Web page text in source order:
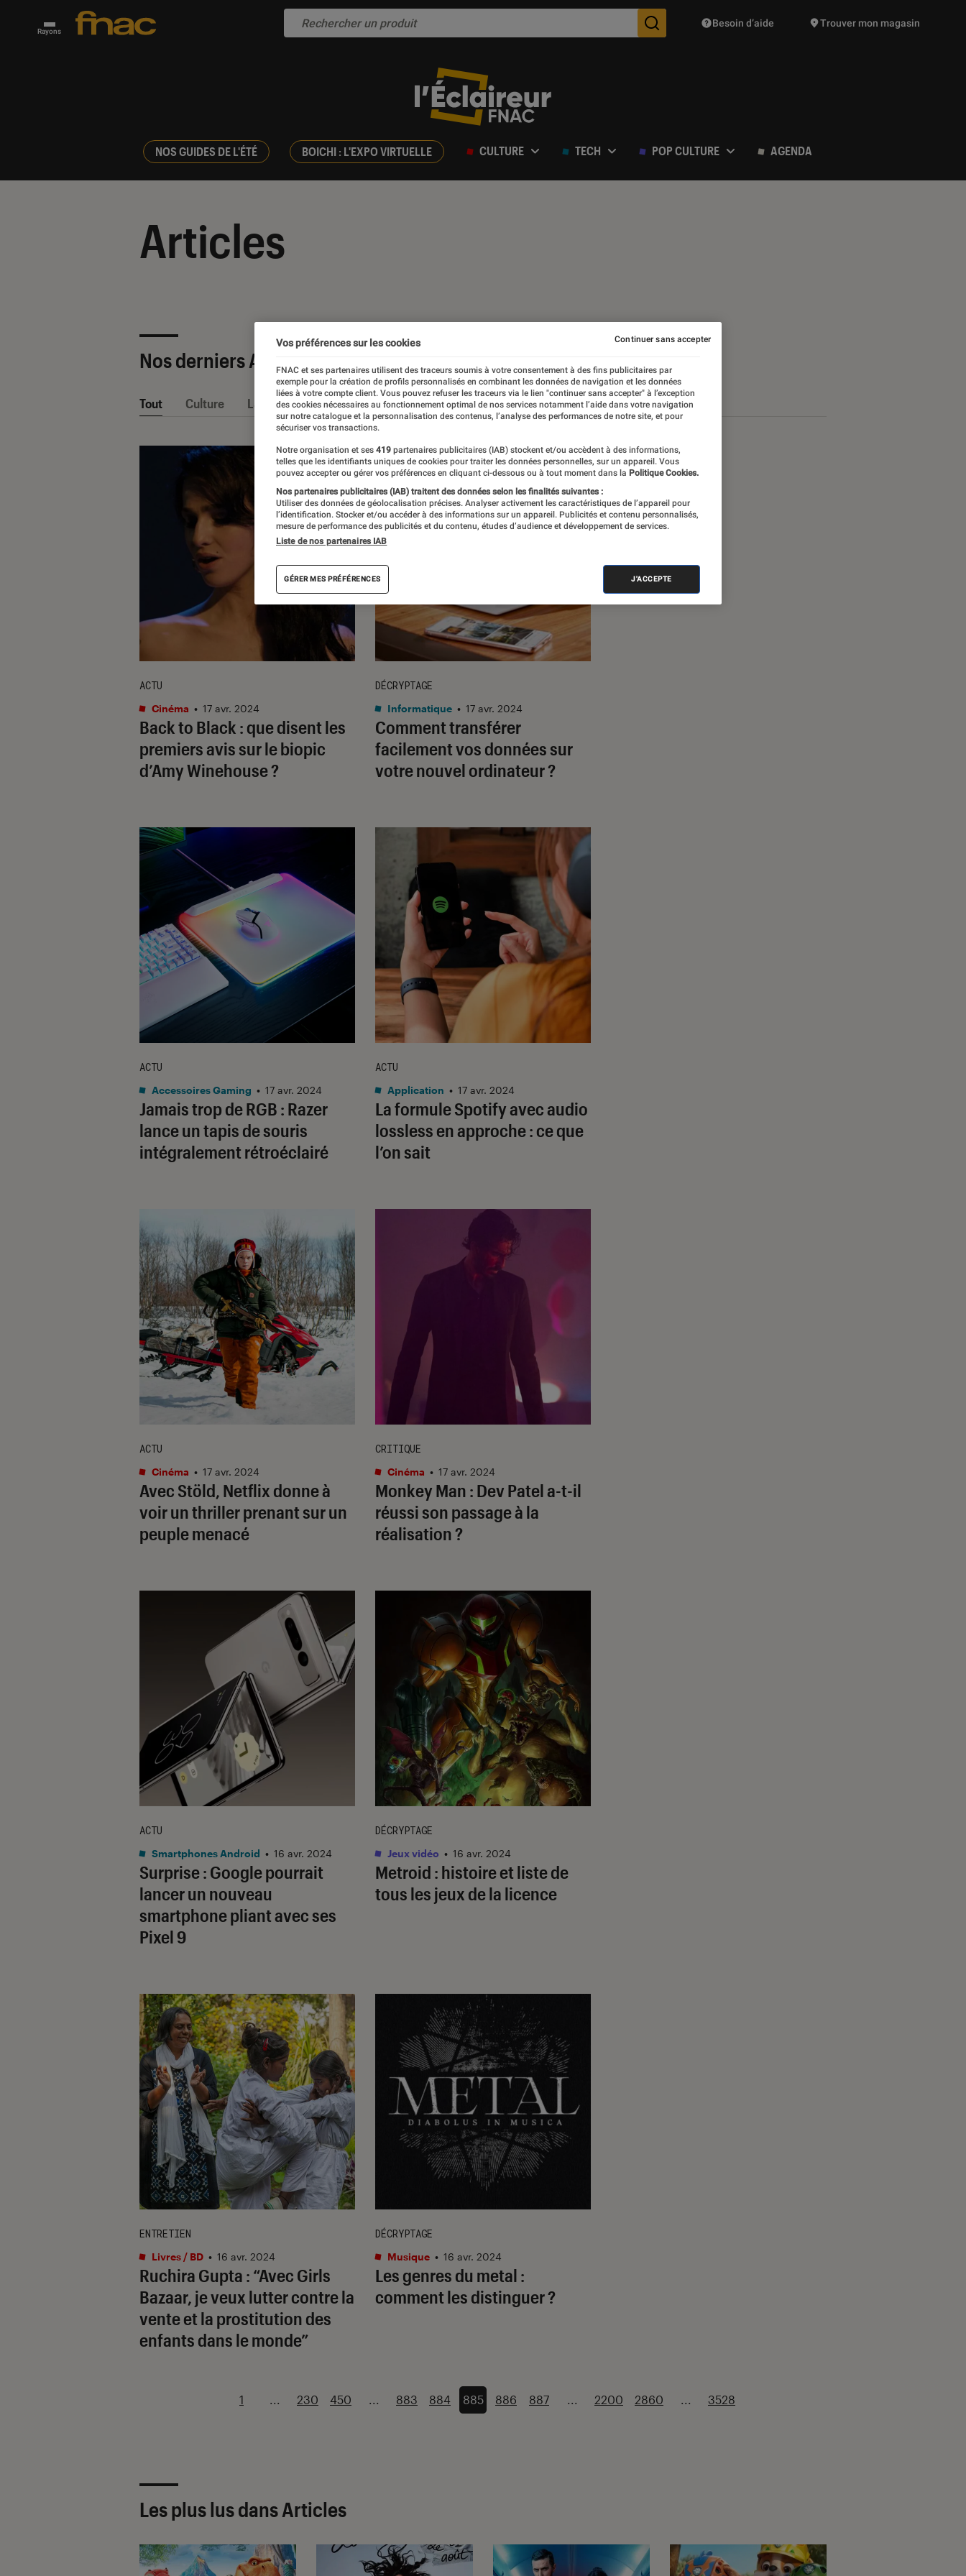
Rayons Des suggestions de produits vont vous être proposées
Besoin d’aide Trouver mon magasin
NOS GUIDES DE L'ÉTÉ BOICHI : L'EXPO VIRTUELLE CULTURE TECH POP CULTURE AGENDA
Articles
Nos derniers Articles
Tout Culture La Claque Fnac Nos conseils Pop Culture Tech
Back to Black : que disent les
premiers avis sur le biopic
d’Amy Winehouse ?
ACTU
Cinéma • 17 avr. 2024
Comment transférer
facilement vos données sur
votre nouvel ordinateur ?
DÉCRYPTAGE
Informatique • 17 avr. 2024
Jamais trop de RGB : Razer
lance un tapis de souris
intégralement rétroéclairé
ACTU
Accessoires Gaming • 17 avr. 2024
La formule Spotify avec audio
lossless en approche : ce que
l’on sait
ACTU
Application • 17 avr. 2024
Avec Stöld, Netflix donne à
voir un thriller prenant sur un
peuple menacé
ACTU
Cinéma • 17 avr. 2024
Monkey Man : Dev Patel a-t-il
réussi son passage à la
réalisation ?
CRITIQUE
Cinéma • 17 avr. 2024
Surprise : Google pourrait
lancer un nouveau
smartphone pliant avec ses
Pixel 9
ACTU
Smartphones Android • 16 avr. 2024
Metroid : histoire et liste de
tous les jeux de la licence
DÉCRYPTAGE
Jeux vidéo • 16 avr. 2024
Ruchira Gupta : “Avec Girls
Bazaar, je veux lutter contre la
vente et la prostitution des
enfants dans le monde”
ENTRETIEN
Livres / BD • 16 avr. 2024
Les genres du metal :
comment les distinguer ?
DÉCRYPTAGE
Musique • 16 avr. 2024
1 ... 230 450 ... 883 884 885 886 887 ... 2200 2860 ... 3528
Les plus lus dans Articles
Vos préférences sur les cookies
FNAC et ses partenaires utilisent des traceurs soumis à votre consentement à des fins publicitaires par
exemple pour la création de profils personnalisés en combinant les données de navigation et les données
liées à votre compte client. Vous pouvez refuser les traceurs via le lien "continuer sans accepter" à l’exception
des cookies nécessaires au fonctionnement optimal de nos services notamment l’aide dans votre navigation
sur notre catalogue et la personnalisation des contenus, l’analyse des performances de notre site, et pour
sécuriser vos transactions.
Notre organisation et ses 419 partenaires publicitaires (IAB) stockent et/ou accèdent à des informations,
telles que les identifiants uniques de cookies pour traiter les données personnelles, sur un appareil. Vous
pouvez accepter ou gérer vos préférences en cliquant ci-dessous ou à tout moment dans la Politique Cookies.
Nos partenaires publicitaires (IAB) traitent des données selon les finalités suivantes :
Utiliser des données de géolocalisation précises. Analyser activement les caractéristiques de l’appareil pour
l’identification. Stocker et/ou accéder à des informations sur un appareil. Publicités et contenu personnalisés,
mesure de performance des publicités et du contenu, études d’audience et développement de services.
Liste de nos partenaires IAB
GÉRER MES PRÉFÉRENCES J'ACCEPTE
Continuer sans accepter